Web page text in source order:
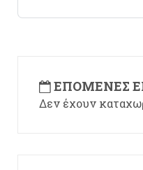
ΕΠΌΜΕΝΕΣ
Δεν έχουν